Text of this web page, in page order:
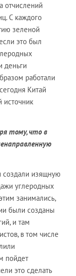
отчислений
С каждого
зеленой
это был
деньги
работали
Китай
источник
тому, что в
создали изящную
углеродных
занимались,
были созданы
и там
в том числе
пойдет
это сделать